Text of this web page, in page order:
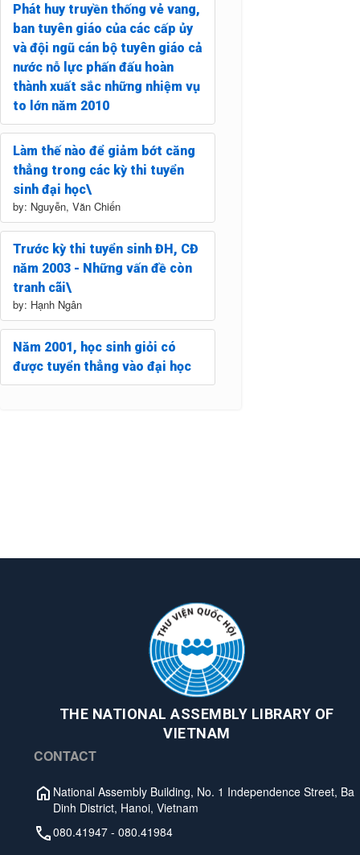
Phát huy truyền thống vẻ vang,
ban tuyên giáo của các cấp ủy
và đội ngũ cán bộ tuyên giáo cả
nước nỗ lực phấn đấu hoàn
thành xuất sắc những nhiệm vụ
to lớn năm 2010
Làm thế nào để giảm bớt căng
thẳng trong các kỳ thi tuyển
sinh đại học\
by: Nguyễn, Văn Chiến
Trước kỳ thi tuyển sinh ĐH, CĐ
năm 2003 - Những vấn đề còn
tranh cãi\
by: Hạnh Ngân
Năm 2001, học sinh giỏi có
được tuyển thẳng vào đại học
THE NATIONAL ASSEMBLY LIBRARY OF
VIETNAM
CONTACT
National Assembly Building, No. 1 Independence Street, Ba
Dinh District, Hanoi, Vietnam
080.41947 - 080.41984